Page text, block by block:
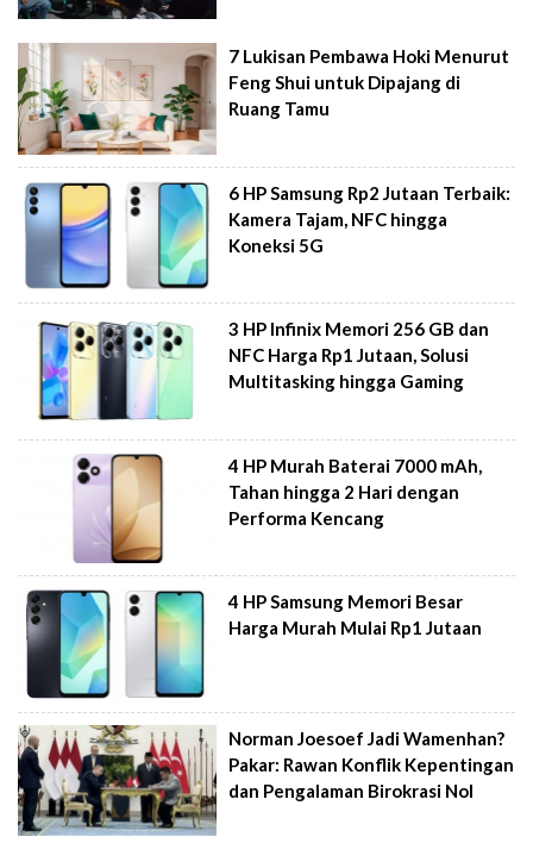
7 Lukisan Pembawa Hoki Menurut
Feng Shui untuk Dipajang di
Ruang Tamu
6 HP Samsung Rp2 Jutaan Terbaik:
Kamera Tajam, NFC hingga
Koneksi 5G
3 HP Infinix Memori 256 GB dan
NFC Harga Rp1 Jutaan, Solusi
Multitasking hingga Gaming
4 HP Murah Baterai 7000 mAh,
Tahan hingga 2 Hari dengan
Performa Kencang
4 HP Samsung Memori Besar
Harga Murah Mulai Rp1 Jutaan
Norman Joesoef Jadi Wamenhan?
Pakar: Rawan Konflik Kepentingan
dan Pengalaman Birokrasi Nol